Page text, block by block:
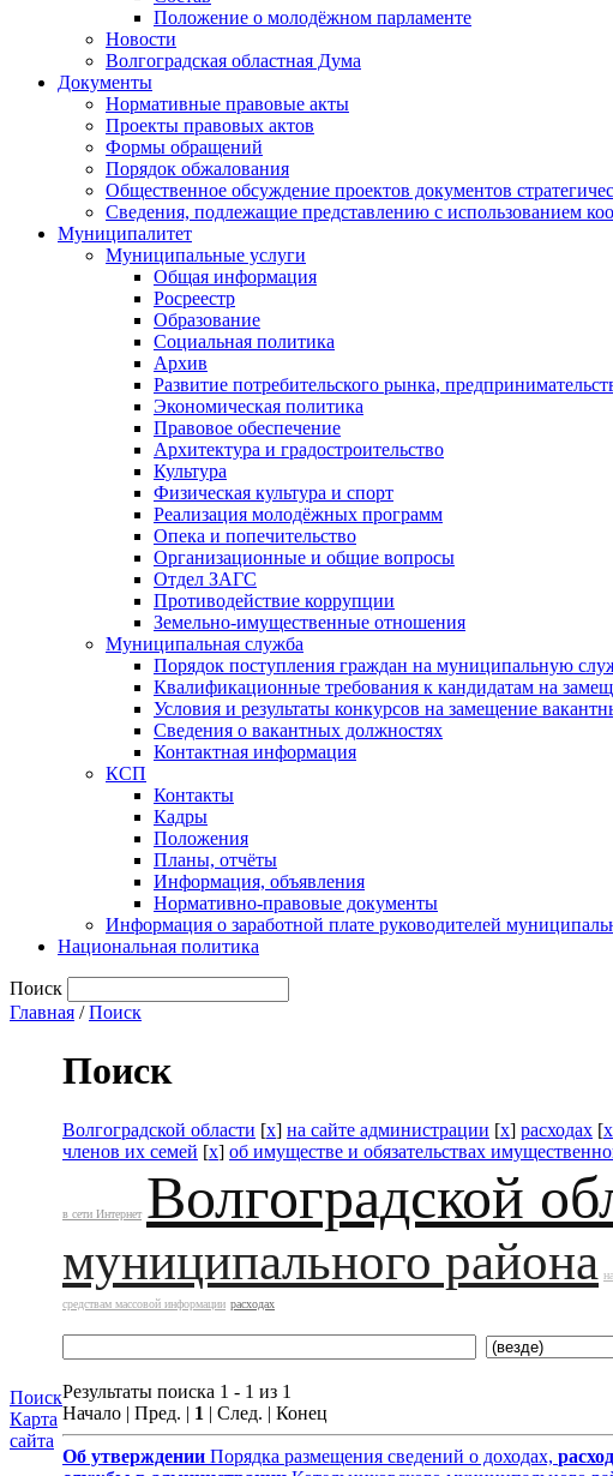
Положение о молодёжном парламенте
Новости
Волгоградская областная Дума
Документы
Нормативные правовые акты
Проекты правовых актов
Формы обращений
Порядок обжалования
Общественное обсуждение проектов документов
Сведения, подлежащие представлению с использованием
Муниципалитет
Муниципальные услуги
Общая информация
Росреестр
Образование
Социальная политика
Архив
Развитие потребительского рынка,
Экономическая политика
Правовое обеспечение
Архитектура и градостроительство
Культура
Физическая культура и спорт
Реализация молодёжных программ
Опека и попечительство
Организационные и общие вопросы
Отдел ЗАГС
Противодействие коррупции
Земельно-имущественные отношения
Муниципальная служба
Порядок поступления граждан на муниципальную
Квалификационные требования к кандидатам на
Условия и результаты конкурсов на замещение
Сведения о вакантных должностях
Контактная информация
КСП
Контакты
Кадры
Положения
Планы, отчёты
Информация, объявления
Нормативно-правовые документы
Информация о заработной плате руководителей
Национальная политика
Поиск
Главная /Поиск
Поиск
Карта
сайта
Поиск
Волгоградской области [x] на сайте администрации [x] расходах [x
членов их семей [x] об имуществе и обязательствах
в сети Интернет Волгоградской
муниципального района
средствам массовой информации расходах
Результаты поиска 1 - 1 из 1
Начало | Пред. | 1 | След. | Конец
Об утверждении Порядка размещения сведений о доходах,